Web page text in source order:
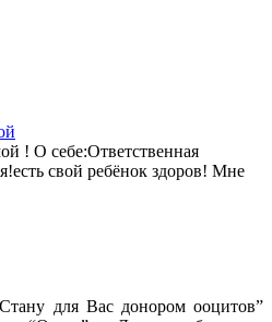
! О себе:Ответственная
свой ребёнок здоров! Мне
для Вас донором ооцитов”